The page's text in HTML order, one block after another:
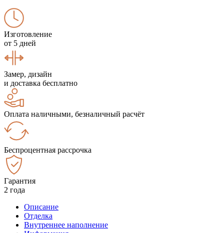
Изготовление
от 5 дней
Замер, дизайн
и доставка бесплатно
Оплата наличными, безналичный расчёт
Беспроцентная рассрочка
Гарантия
2 года
Описание
Отделка
Внутреннее наполнение